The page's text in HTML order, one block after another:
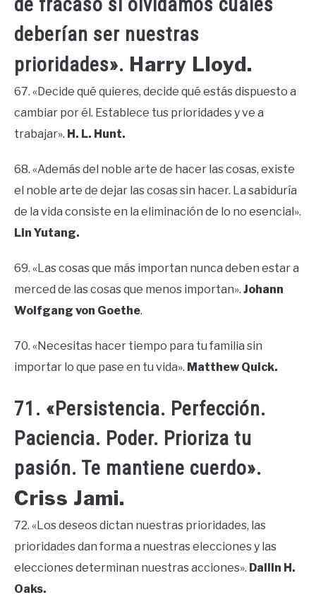
deberían ser nuestras
prioridades». Harry Lloyd.
67. «Decide qué quieres, decide qué estás dispuesto a
cambiar por él. Establece tus prioridades y ve a
trabajar». H. L. Hunt.
68. «Además del noble arte de hacer las cosas, existe
el noble arte de dejar las cosas sin hacer. La sabiduría
de la vida consiste en la eliminación de lo no esencial».
Lin Yutang.
69. «Las cosas que más importan nunca deben estar a
merced de las cosas que menos importan». Johann
Wolfgang von Goethe.
70. «Necesitas hacer tiempo para tu familia sin
importar lo que pase en tu vida». Matthew Quick.
71. «Persistencia. Perfección.
Paciencia. Poder. Prioriza tu
pasión. Te mantiene cuerdo».
Criss Jami.
72. «Los deseos dictan nuestras prioridades, las
prioridades dan forma a nuestras elecciones y las
elecciones determinan nuestras acciones». Dallin H.
Oaks.